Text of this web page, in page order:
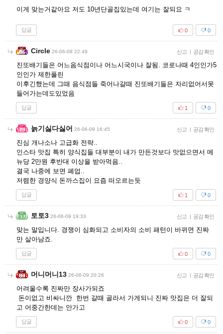
이게 맞는거같아요 저도 10년단골집있는데 여기는 잘되요 ㅋ
답글 0
0
Circle 26-06-08 22:49 신고 공감 확인
진또배기들은 어느음식점이나 어느시국이나 잘됨. 코로나때 4인인가5
인인가 제한풀린
이후긴했는데 그때 음식점들 죽어나갈때 진또배기들은 자리없어서못
들어가는데도있었음
답글 0
1
늙기싫다싫어 26-06-09 16:45 신고 공감 확인
진심 개나소나 고급화 전략..
인스타 맛집 특히 양식집들 대부분이 내가 만든것보다 맛없으면서 메
뉴당 2만원 후반대 이상을 받아먹음..
결국 나중에 보면 폐업..
저렴한 경양식 돈까스집이 요즘 떠오르는듯
답글 0
1
토토3 26-06-09 19:33 신고 공감 확인
맞는 말입니다. 경쟁이 심화되고 소비자의 소비 패턴이 바뀌면 진짜
만 살아남죠.
답글 0
0
머니머니13 26-06-09 20:26 신고 공감 확인
어려울수록 진짜만 장사가되죠
돈이없고 비싸니깐 한번 갈때 골라서 가게되니 진짜 맛집은 더 잘되
고 어중간한데는 안가고
답글 0
0